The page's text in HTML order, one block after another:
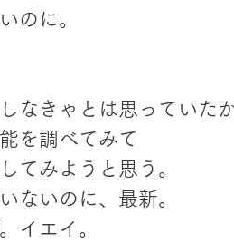
のに。
なきゃとは思っていた
を調べてみて
てみようと思う。
ないのに、最新。
イエイ。